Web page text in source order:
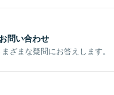
問い合わせ
ざまな疑問にお答えします。